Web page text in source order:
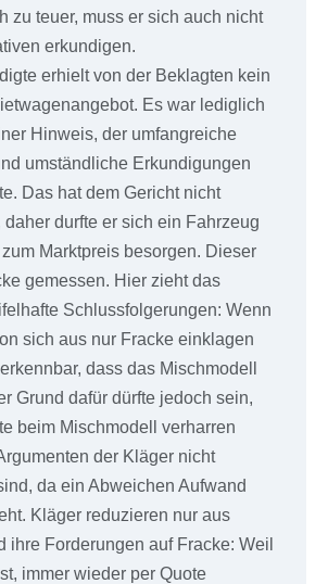
zu teuer, muss er sich auch nicht
erkundigen.
erhielt von der Beklagten kein
Es war lediglich
Hinweis, der umfangreiche
umständliche Erkundigungen
Das hat dem Gericht nicht
daher durfte er sich ein Fahrzeug
Marktpreis besorgen. Dieser
gemessen. Hier zieht das
Schlussfolgerungen: Wenn
sich aus nur Fracke einklagen
dass das Mischmodell
Grund dafür dürfte jedoch sein,
beim Mischmodell verharren
der Kläger nicht
da ein Abweichen Aufwand
Kläger reduzieren nur aus
ihre Forderungen auf Fracke: Weil
immer wieder per Quote